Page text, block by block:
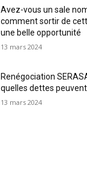
Avez-vous un sale
comment sortir de
une belle opportunité
13 mars 2024
Renégociation
quelles dettes
13 mars 2024